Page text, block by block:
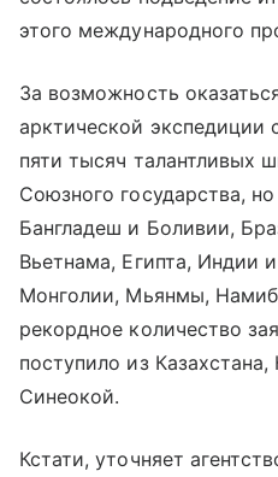
этого международного
За возможность
арктической экспедиции
пяти тысяч талантливых
Союзного государства,
Бангладеш и Боливии,
Вьетнама, Египта, Индии
Монголии, Мьянмы,
рекордное количество
поступило из
Синеокой.
Кстати, уточняет